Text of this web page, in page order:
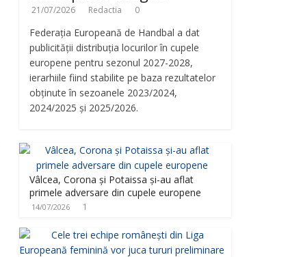
21/07/2026 Redactia 0
Federația Europeană de Handbal a dat
publicității distribuția locurilor în cupele
europene pentru sezonul 2027-2028,
ierarhiile fiind stabilite pe baza rezultatelor
obținute în sezoanele 2023/2024,
2024/2025 și 2025/2026.
Vâlcea, Corona și Potaissa și-au aflat
primele adversare din cupele europene
14/07/2026 1